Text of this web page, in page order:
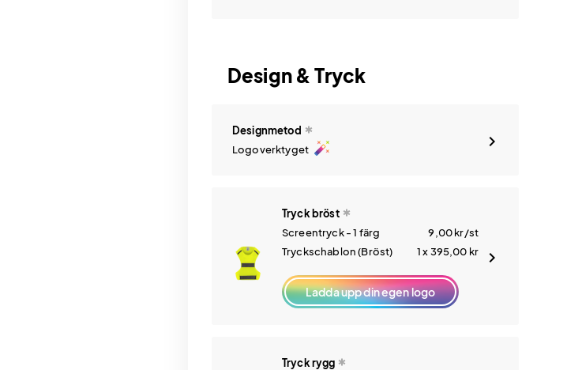
Design & Tryck
Designmetod
Logoverktyget auto_fix_high
Tryck bröst
Screentryck - 1 färg
9,00kr/st
Tryckschablon (Bröst)
1 x 395,00 kr
Ladda upp din egen logo
Tryck rygg